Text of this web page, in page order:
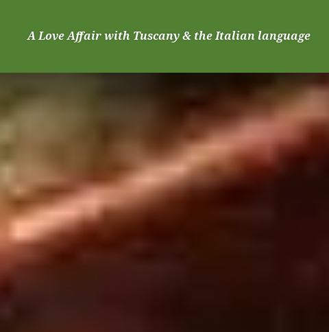
A Love Affair with Tuscany & the Italian language